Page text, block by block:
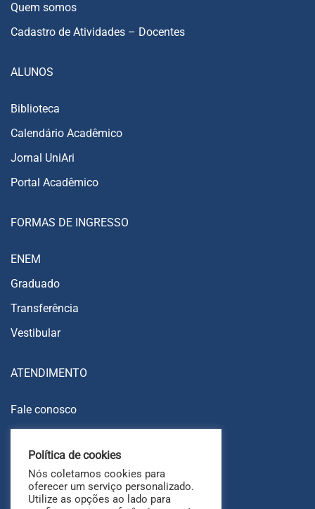
Quem somos
Cadastro de Atividades – Docentes
ALUNOS
Biblioteca
Calendário Acadêmico
Jornal UniAri
Portal Acadêmico
FORMAS DE INGRESSO
ENEM
Graduado
Transferência
Vestibular
ATENDIMENTO
Fale conosco
Ouvidoria
FAQ
Política de cookies
Nós coletamos cookies para
oferecer um serviço personalizado.
Utilize as opções ao lado para